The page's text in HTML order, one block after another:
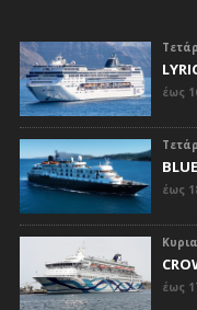
έως
έως
έως